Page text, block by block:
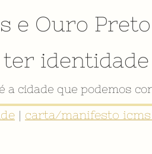
e Ouro Preto
identidade
a cidade que podemos
| carta/manifesto